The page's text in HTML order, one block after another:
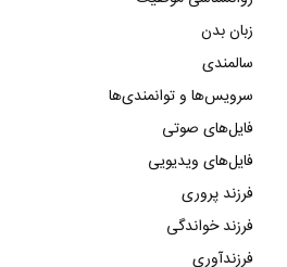
زبان بدن
سالمندی
سرویس‌ها و توانمندی‌ها
فایل‌های صوتی
فایل‌های ویدیویی
فرزند پروری
فرزند خواندگی
فرزندآوری